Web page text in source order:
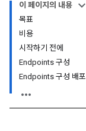
이 페이지의 내용
목표
비용
시작하기 전에
Endpoints 구성
Endpoints 구성 배포